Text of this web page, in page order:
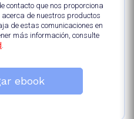
contacto que nos proporciona
de nuestros productos
de estas comunicaciones en
más información, consulte